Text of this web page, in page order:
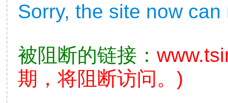
Sorry, the site now
被阻断的链接：
期，将阻断访问。)